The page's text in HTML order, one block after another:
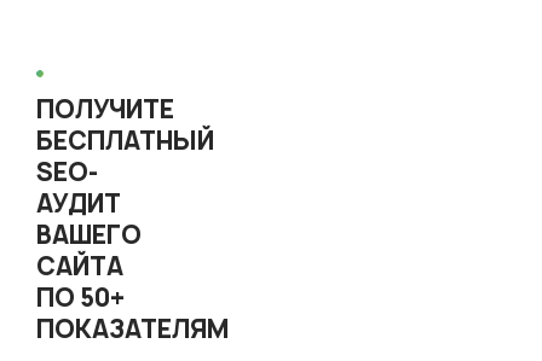
ПОЛУЧИТЕ
БЕСПЛАТНЫЙ
SEO-
АУДИТ
ВАШЕГО
САЙТА
ПО 50+
ПОКАЗАТЕЛЯМ